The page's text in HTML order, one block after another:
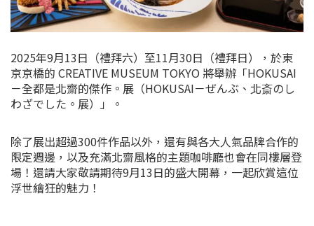
2025年9月13日（禮拜六）至11月30日（禮拜日），於東
京京橋的 CREATIVE MUSEUM TOKYO 將舉辦「HOKUSAI
－全都是北齋的傑作。展（HOKUSAI－ぜんぶ、北斎のし
わざでした。展）」。
除了展出超過300件作品以外，還有與各大人氣品牌合作的
限定週邊，以及充滿北齋風格的主題咖啡廳也會在同樓層登
場！還請大家敬請期待9月13日的盛大開幕，一起欣賞這位
浮世繪狂的魅力！